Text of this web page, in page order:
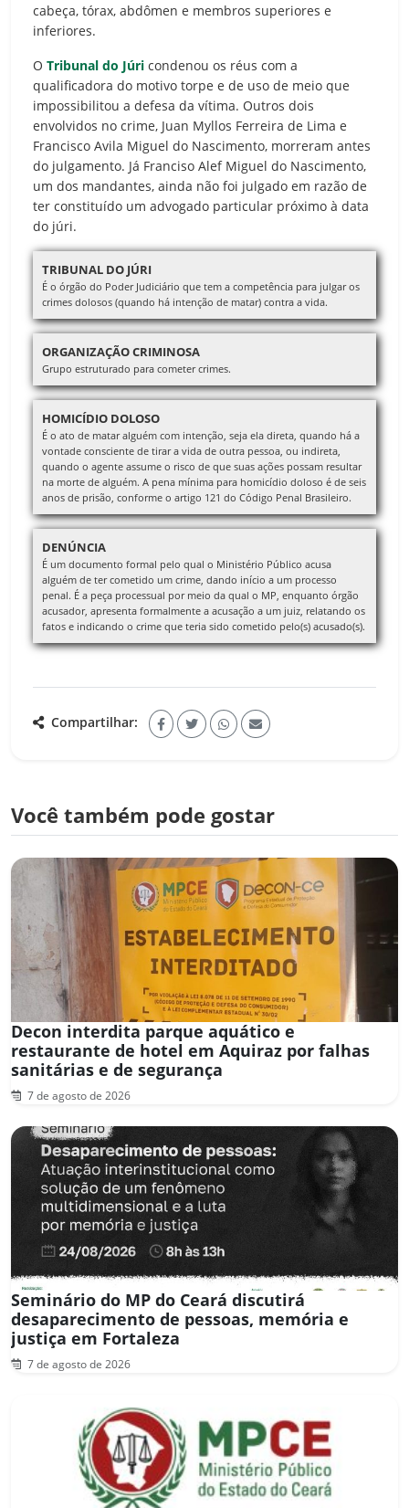
cabeça, tórax, abdômen e membros superiores e
inferiores.
O Tribunal do Júri condenou os réus com a
qualificadora do motivo torpe e de uso de meio que
impossibilitou a defesa da vítima. Outros dois
envolvidos no crime, Juan Myllos Ferreira de Lima e
Francisco Avila Miguel do Nascimento, morreram antes
do julgamento. Já Franciso Alef Miguel do Nascimento,
um dos mandantes, ainda não foi julgado em razão de
ter constituído um advogado particular próximo à data
do júri.
TRIBUNAL DO JÚRI
É o órgão do Poder Judiciário que tem a competência para julgar os
crimes dolosos (quando há intenção de matar) contra a vida.
ORGANIZAÇÃO CRIMINOSA
Grupo estruturado para cometer crimes.
HOMICÍDIO DOLOSO
É o ato de matar alguém com intenção, seja ela direta, quando há a
vontade consciente de tirar a vida de outra pessoa, ou indireta,
quando o agente assume o risco de que suas ações possam resultar
na morte de alguém. A pena mínima para homicídio doloso é de seis
anos de prisão, conforme o artigo 121 do Código Penal Brasileiro.
DENÚNCIA
É um documento formal pelo qual o Ministério Público acusa
alguém de ter cometido um crime, dando início a um processo
penal. É a peça processual por meio da qual o MP, enquanto órgão
acusador, apresenta formalmente a acusação a um juiz, relatando os
fatos e indicando o crime que teria sido cometido pelo(s) acusado(s).
Compartilhar:
Você também pode gostar
Decon interdita parque aquático e
restaurante de hotel em Aquiraz por falhas
sanitárias e de segurança
7 de agosto de 2026
Seminário do MP do Ceará discutirá
desaparecimento de pessoas, memória e
justiça em Fortaleza
7 de agosto de 2026